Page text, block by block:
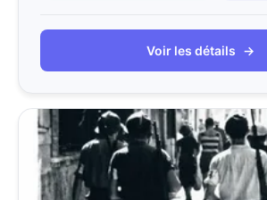
Voir les détails →